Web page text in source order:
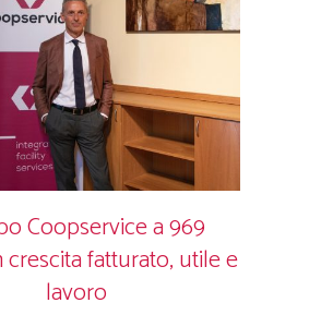
Coopservice a 969
crescita fatturato, utile e
lavoro